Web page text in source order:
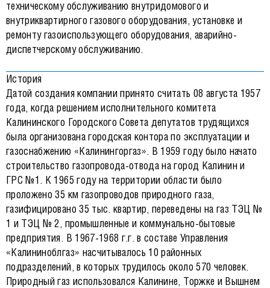
техническому обслуживанию внутридомового и
внутриквартирного газового оборудования, установке и
ремонту газоиспользующего оборудования, аварийно-
диспетчерскому обслуживанию.
История
Датой создания компании принято считать 08 августа 1957
года, когда решением исполнительного комитета
Калининского Городского Совета депутатов трудящихся
была организована городская контора по эксплуатации и
газоснабжению «Калинингоргаз». В 1959 году было начато
строительство газопровода-отвода на город Калинин и
ГРС №1. К 1965 году на территории области было
проложено 35 км газопроводов природного газа,
газифицировано 35 тыс. квартир, переведены на газ ТЭЦ №
1 и ТЭЦ № 2, промышленные и коммунально-бытовые
предприятия. В 1967-1968 г.г. в составе Управления
«Калининоблгаз» насчитывалось 10 районных
подразделений, в которых трудилось около 570 человек.
Природный газ использовался Калинине, Торжке и Вышнем